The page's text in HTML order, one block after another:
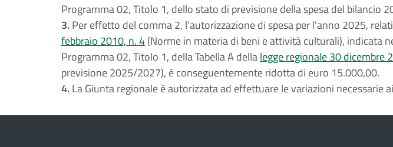
Programma 02, Titolo 1, dello stato di previsione della spesa del bilancio
3.Per effetto del comma 2, l'autorizzazione di spesa per l'anno 2025,
febbraio 2010, n. 4(Norme in materia di beni e attività culturali), indicata
Programma 02, Titolo 1, della Tabella A dellalegge regionale 30 dicembre
previsione 2025/2027), è conseguentemente ridotta di euro 15.000,00.
4.La Giunta regionale è autorizzata ad effettuare le variazioni necessarie